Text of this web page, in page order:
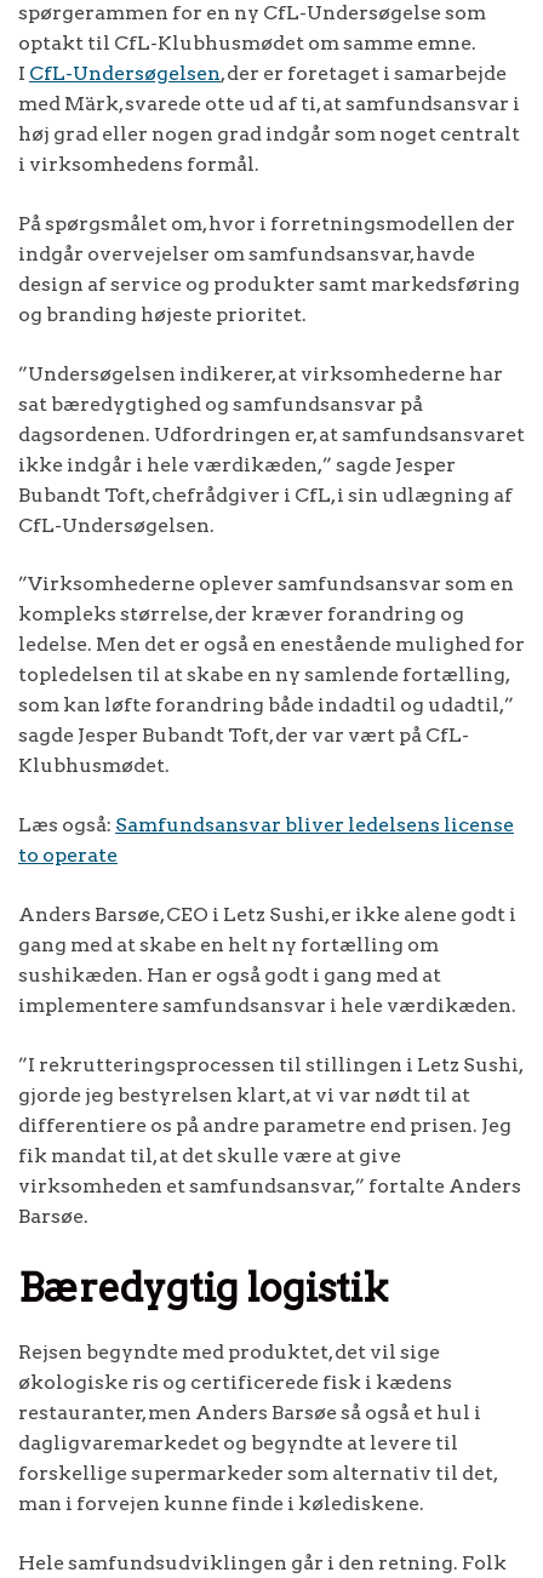
spørgerammen for en ny CfL-Undersøgelse som
optakt til CfL-Klubhusmødet om samme emne.
I CfL-Undersøgelsen, der er foretaget i samarbejde
med Märk, svarede otte ud af ti, at samfundsansvar i
høj grad eller nogen grad indgår som noget centralt
i virksomhedens formål.
På spørgsmålet om, hvor i forretningsmodellen der
indgår overvejelser om samfundsansvar, havde
design af service og produkter samt markedsføring
og branding højeste prioritet.
”Undersøgelsen indikerer, at virksomhederne har
sat bæredygtighed og samfundsansvar på
dagsordenen. Udfordringen er, at samfundsansvaret
ikke indgår i hele værdikæden,” sagde Jesper
Bubandt Toft, chefrådgiver i CfL, i sin udlægning af
CfL-Undersøgelsen.
”Virksomhederne oplever samfundsansvar som en
kompleks størrelse, der kræver forandring og
ledelse. Men det er også en enestående mulighed for
topledelsen til at skabe en ny samlende fortælling,
som kan løfte forandring både indadtil og udadtil,”
sagde Jesper Bubandt Toft, der var vært på CfL-
Klubhusmødet.
Læs også: Samfundsansvar bliver ledelsens license
to operate
Anders Barsøe, CEO i Letz Sushi, er ikke alene godt i
gang med at skabe en helt ny fortælling om
sushikæden. Han er også godt i gang med at
implementere samfundsansvar i hele værdikæden.
”I rekrutteringsprocessen til stillingen i Letz Sushi,
gjorde jeg bestyrelsen klart, at vi var nødt til at
differentiere os på andre parametre end prisen. Jeg
fik mandat til, at det skulle være at give
virksomheden et samfundsansvar,” fortalte Anders
Barsøe.
Bæredygtig logistik
Rejsen begyndte med produktet, det vil sige
økologiske ris og certificerede fisk i kædens
restauranter, men Anders Barsøe så også et hul i
dagligvaremarkedet og begyndte at levere til
forskellige supermarkeder som alternativ til det,
man i forvejen kunne finde i kølediskene.
Hele samfundsudviklingen går i den retning. Folk